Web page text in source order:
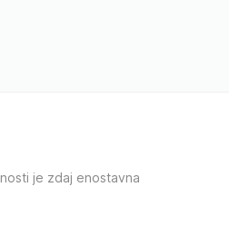
je zdaj enostavna